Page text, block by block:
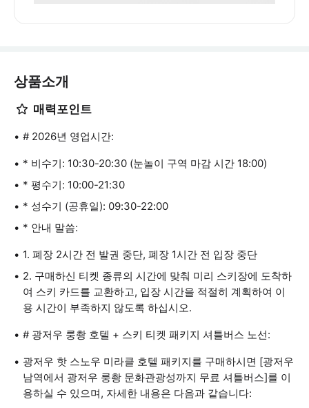
상품소개
매력포인트
# 2026년 영업시간:
* 비수기: 10:30-20:30 (눈놀이 구역 마감 시간 18:00)
* 평수기: 10:00-21:30
* 성수기 (공휴일): 09:30-22:00
* 안내 말씀:
1. 폐장 2시간 전 발권 중단, 폐장 1시간 전 입장 중단
2. 구매하신 티켓 종류의 시간에 맞춰 미리 스키장에 도착하
여 스키 카드를 교환하고, 입장 시간을 적절히 계획하여 이
용 시간이 부족하지 않도록 하십시오.
# 광저우 룽촹 호텔 + 스키 티켓 패키지 셔틀버스 노선:
광저우 핫 스노우 미라클 호텔 패키지를 구매하시면 [광저우
남역에서 광저우 룽촹 문화관광성까지 무료 셔틀버스]를 이
용하실 수 있으며, 자세한 내용은 다음과 같습니다: